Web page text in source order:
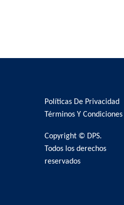
Políticas De Privacidad
Términos Y Condiciones
Copyright © DPS.
Todos los derechos
reservados